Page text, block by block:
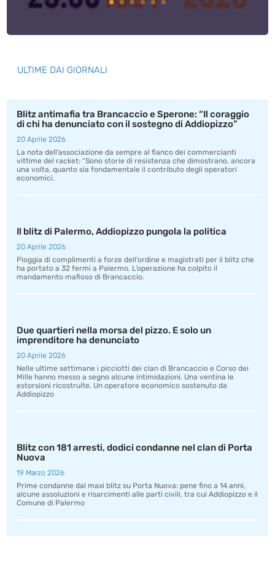
ULTIME DAI GIORNALI
Blitz antimafia tra Brancaccio e Sperone: “Il coraggio
di chi ha denunciato con il sostegno di Addiopizzo”
20 Aprile 2026
La nota dell’associazione da sempre al fianco dei commercianti
vittime del racket: “Sono storie di resistenza che dimostrano, ancora
una volta, quanto sia fondamentale il contributo degli operatori
economici.
Il blitz di Palermo, Addiopizzo pungola la politica
20 Aprile 2026
Pioggia di complimenti a forze dell’ordine e magistrati per il blitz che
ha portato a 32 fermi a Palermo. L’operazione ha colpito il
mandamento mafioso di Brancaccio.
Due quartieri nella morsa del pizzo. E solo un
imprenditore ha denunciato
20 Aprile 2026
Nelle ultime settimane i picciotti dei clan di Brancaccio e Corso dei
Mille hanno messo a segno alcune intimidazioni. Una ventina le
estorsioni ricostruite. Un operatore economico sostenuto da
Addiopizzo
Blitz con 181 arresti, dodici condanne nel clan di Porta
Nuova
19 Marzo 2026
Prime condanne dal maxi blitz su Porta Nuova: pene fino a 14 anni,
alcune assoluzioni e risarcimenti alle parti civili, tra cui Addiopizzo e il
Comune di Palermo